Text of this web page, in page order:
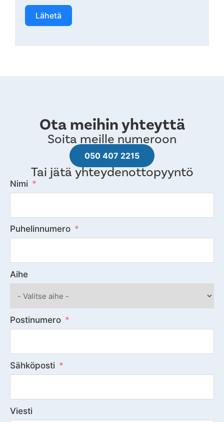
Lähetä
Ota meihin yhteyttä
Soita meille numeroon
050 407 2215
Tai jätä yhteydenottopyyntö
Nimi
Puhelinnumero
Aihe
Postinumero
Sähköposti
Viesti